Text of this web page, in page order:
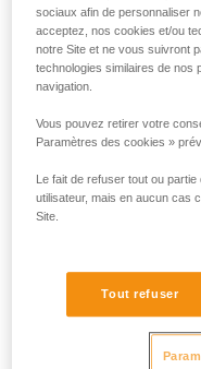
sociaux afin de personnaliser
acceptez, nos cookies et/ou
notre Site et ne vous suivront
technologies similaires de nos
navigation.
Vous pouvez retirer votre
Paramètres des cookies »
Le fait de refuser tout ou
utilisateur, mais en aucun cas
Site.
Tout refuser